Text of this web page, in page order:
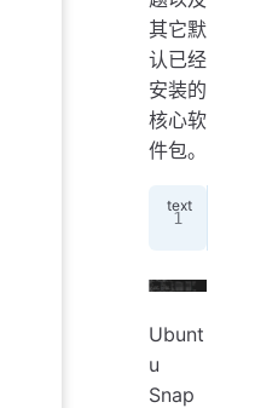
其它默
认已经
安装的
核心软
件包。
Ubunt
u
Snap